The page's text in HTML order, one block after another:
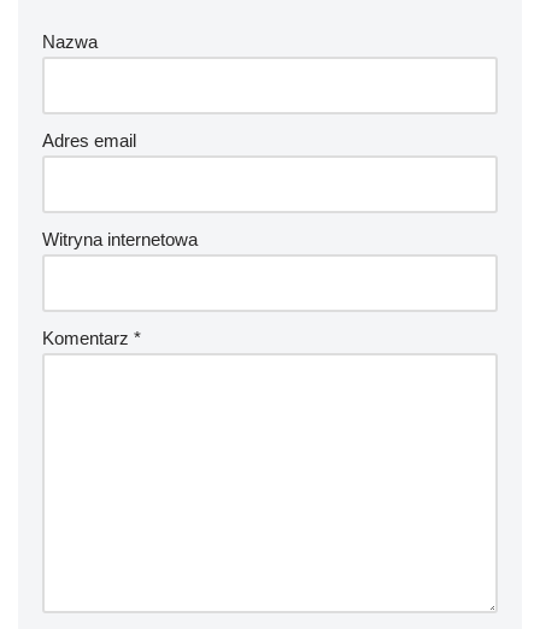
Nazwa
Adres email
Witryna internetowa
Komentarz *